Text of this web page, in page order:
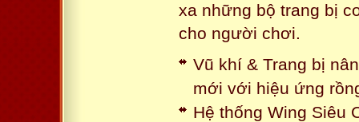
xa những bộ trang bị
cho người chơi.
Vũ khí & Trang bị
mới với hiệu ứng
Hệ thống Wing Siêu